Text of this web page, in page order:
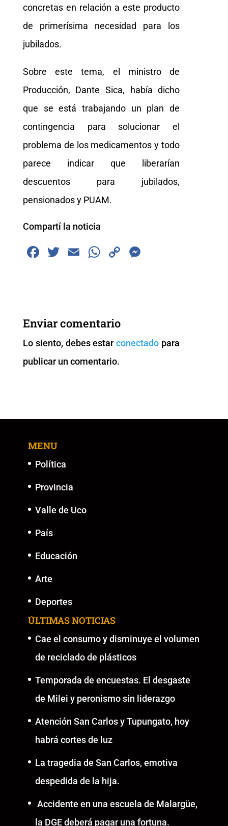
concretas en relación a este producto
de primerísima necesidad para los
jubilados.
Sobre este tema, el ministro de
Producción, Dante Sica, había dicho
que se está trabajando un plan de
contingencia para solucionar el
problema de los medicamentos y todo
parece indicar que liberarían
descuentos para jubilados,
pensionados y PUAM.
Compartí la noticia
F
b
o
o
k
T
E
W
A
p
p
C
k
er
Enviar comentario
Lo siento, debes estarconectado para
publicar un comentario.
MENU
Política
Provincia
Valle de Uco
País
Educación
Arte
Deportes
ÚLTIMAS NOTICIAS
Cae el consumo y disminuye el volumen
de reciclado de plásticos
Temporada de encuestas. El desgaste
de Milei y peronismo sin liderazgo
Atención San Carlos y Tupungato, hoy
habrá cortes de luz
La tragedia de San Carlos, emotiva
despedida de la hija.
Accidente en una escuela de Malargüe,
la DGE deberá pagar una fortuna.